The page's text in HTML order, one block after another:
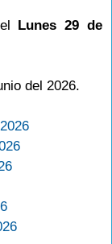
Lunes 29 de
del 2026.